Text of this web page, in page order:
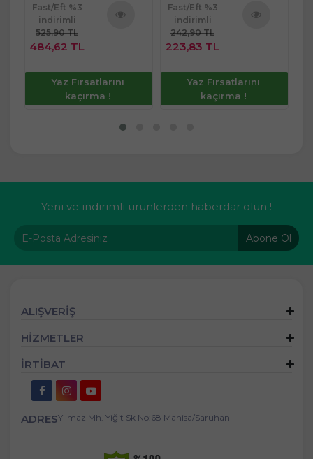
Fast/Eft %3
indirimli
525,90 TL
484,62 TL
Yaz Fırsatlarını
kaçırma !
Fast/Eft %3
indirimli
242,90 TL
223,83 TL
Yaz Fırsatlarını
kaçırma !
Yeni ve indirimli ürünlerden haberdar olun !
Abone Ol
ALIŞVERİŞ
HİZMETLER
İRTİBAT
ADRESYılmaz Mh. Yiğit Sk No:68 Manisa/Saruhanlı